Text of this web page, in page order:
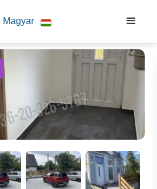
Magyar